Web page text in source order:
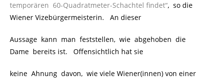
temporären 60-Quadratmeter-Schachtel findet“, so die
Wiener Vizebürgermeisterin. An dieser
Aussage kann man feststellen, wie abgehoben die
Dame bereits ist. Offensichtlich hat sie
keine Ahnung davon, wie viele Wiener(innen) von einer